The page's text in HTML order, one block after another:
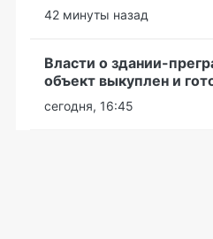
42 минуты назад
Власти о здании-
объект выкуплен и
сегодня, 16:45